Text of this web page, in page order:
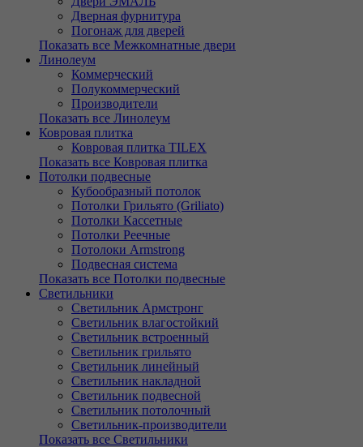
Дверная фурнитура
Погонаж для дверей
Показать все Межкомнатные двери
Линолеум
Коммерческий
Полукоммерческий
Производители
Показать все Линолеум
Ковровая плитка
Ковровая плитка TILEX
Показать все Ковровая плитка
Потолки подвесные
Кубообразный потолок
Потолки Грильято (Griliato)
Потолки Кассетные
Потолки Реечные
Потолоки Armstrong
Подвесная система
Показать все Потолки подвесные
Светильники
Светильник Армстронг
Светильник влагостойкий
Светильник встроенный
Светильник грильято
Светильник линейный
Светильник накладной
Светильник подвесной
Светильник потолочный
Светильник-производители
Показать все Светильники